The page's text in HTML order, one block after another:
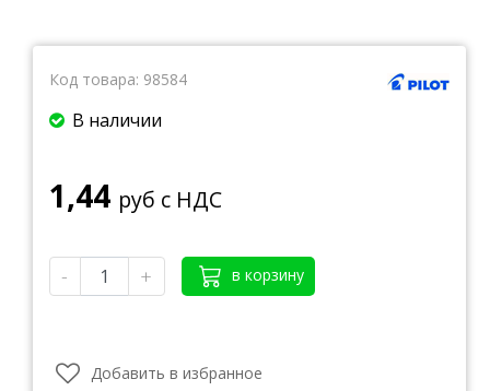
Код товара: 98584
В наличии
1,44 руб с НДС
- + в корзину
Добавить в избранное